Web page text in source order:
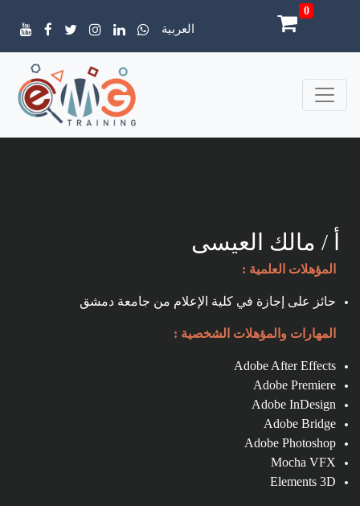
العربية
0
أ / مالك العيسى
المؤهلات العلمية :
حائز على إجازة في كلية الإعلام من جامعة دمشق
المهارات والمؤهلات الشخصية :
Adobe After Effects
Adobe Premiere
Adobe InDesign
Adobe Bridge
Adobe Photoshop
Mocha VFX
Elements 3D